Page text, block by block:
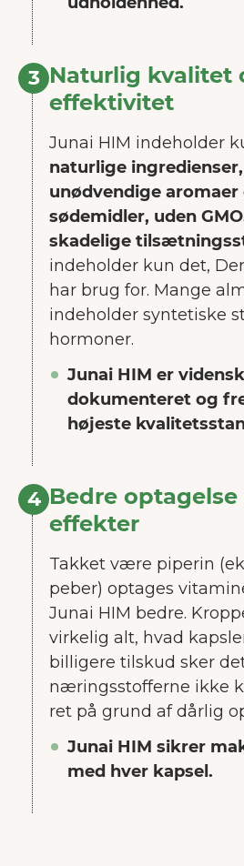
3 Naturlig kvalitet
effektivitet
Junai HIM indeholder
naturlige
unødvendige
sødemidler, uden
skadelige
indeholder kun det,
har brug for. Mange
indeholder syntetiske
hormoner.
Junai HIM er
dokumenteret og
højeste
4 Bedre
effekter
Takket være piperin
peber) optages
Junai HIM bedre.
virkelig alt, hvad
billigere tilskud sker
næringsstofferne ikke
ret på grund af dårlig
Junai HIM sikrer
med hver kapsel.
VELKOMMEN TIL
Vi anvender
hjemmeside, som
forbedre
cookies
Accepter